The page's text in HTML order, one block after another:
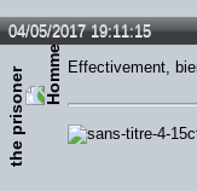
04/05/2017 19:11:15
the prisoner Effectivement,